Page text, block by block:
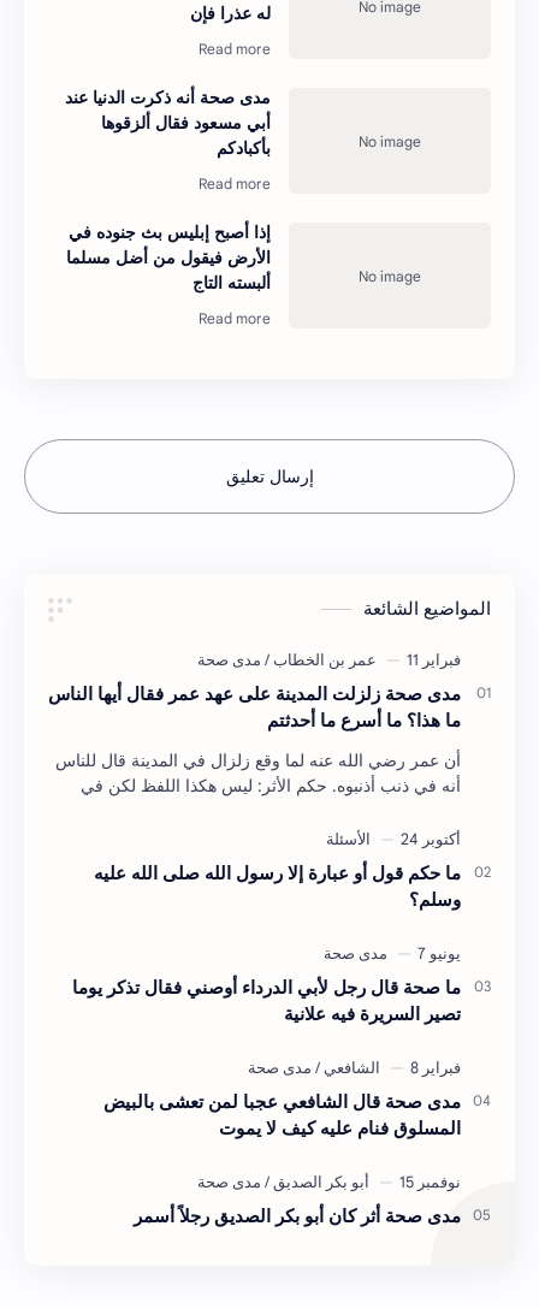
له عذرا فإن
مدى صحة أنه ذكرت الدنيا عند
أبي مسعود فقال ألزقوها
بأكبادكم
إذا أصبح إبليس بث جنوده في
الأرض فيقول من أضل مسلما
ألبسته التاج
إرسال تعليق
المواضيع الشائعة
مدى صحة زلزلت المدينة على عهد عمر فقال أيها الناس
ما هذا؟ ما أسرع ما أحدثتم
أن عمر رضي الله عنه لما وقع زلزال في المدينة قال للناس
أنه في ذنب أذنبوه. حكم الأثر: ليس هكذا اللفظ لكن في
ما حكم قول أو عبارة إلا رسول الله صلى الله عليه
وسلم؟
ما صحة قال رجل لأبي الدرداء أوصني فقال تذكر يوما
تصير السريرة فيه علانية
مدى صحة قال الشافعي عجبا لمن تعشى بالبيض
المسلوق فنام عليه كيف لا يموت
مدى صحة أثر كان أبو بكر الصديق رجلاً أسمر